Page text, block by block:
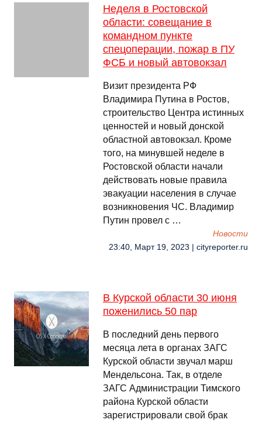
Неделя в Ростовской
области: совещание в
командном пункте
спецоперации, пожар в ПУ
ФСБ и новый автовокзал
Визит президента РФ
Владимира Путина в Ростов,
строительство Центра истинных
ценностей и новый донской
областной автовокзал. Кроме
того, на минувшей неделе в
Ростовской области начали
действовать новые правила
эвакуации населения в случае
возникновения ЧС. Владимир
Путин провел с …
Новости
23:40, Март 19, 2023 | cityreporter.ru
В Курской области 30 июня
поженились 50 пар
В последний день первого
месяца лета в органах ЗАГС
Курской области звучал марш
Мендельсона. Так, в отделе
ЗАГС Администрации Тимского
района Курской области
зарегистрировали свой брак